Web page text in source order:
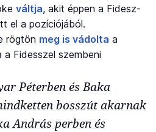
váltja, akit éppen a Fidesz-
el a pozíciójából.
rögtön meg is vádolta a
Fidesszel szembeni
Péterben és Baka
bosszút akarnak
András perben és